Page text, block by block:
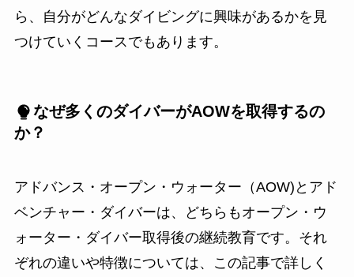
ら、自分がどんなダイビングに興味があるかを見
つけていくコースでもあります。
なぜ多くのダイバーがAOWを取得するの
か？
アドバンス・オープン・ウォーター（AOW)とアド
ベンチャー・ダイバーは、どちらもオープン・ウ
ォーター・ダイバー取得後の継続教育です。それ
ぞれの違いや特徴については、この記事で詳しく